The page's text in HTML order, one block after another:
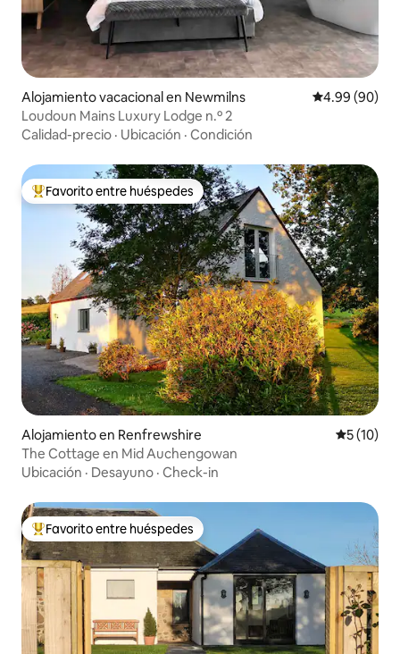
Alojamiento vacacional en Newmilns Calificación
4.99 (90)
Loudoun Mains Luxury Lodge n.º 2
Calidad-precio · Ubicación · Condición
Favorito entre huéspedes preferido
Favorito entre huéspedes
Alojamiento en Renfrewshire
5 (10)
The Cottage en Mid Auchengowan
Ubicación · Desayuno · Check-in
Favorito entre huéspedes preferido
Favorito entre huéspedes